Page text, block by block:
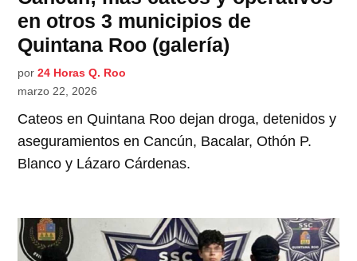
en otros 3 municipios de
Quintana Roo (galería)
por 24 Horas Q. Roo
marzo 22, 2026
Cateos en Quintana Roo dejan droga, detenidos y
aseguramientos en Cancún, Bacalar, Othón P.
Blanco y Lázaro Cárdenas.